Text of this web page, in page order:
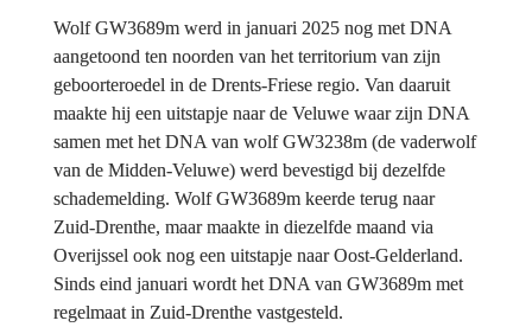
Wolf GW3689m werd in januari 2025 nog met DNA
aangetoond ten noorden van het territorium van zijn
geboorteroedel in de Drents-Friese regio. Van daaruit
maakte hij een uitstapje naar de Veluwe waar zijn DNA
samen met het DNA van wolf GW3238m (de vaderwolf
van de Midden-Veluwe) werd bevestigd bij dezelfde
schademelding. Wolf GW3689m keerde terug naar
Zuid-Drenthe, maar maakte in diezelfde maand via
Overijssel ook nog een uitstapje naar Oost-Gelderland.
Sinds eind januari wordt het DNA van GW3689m met
regelmaat in Zuid-Drenthe vastgesteld.